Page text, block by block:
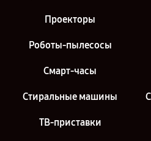
Проекторы
Роботы-пылесосы
Смарт-часы
Стиральные машины
ТВ-приставки